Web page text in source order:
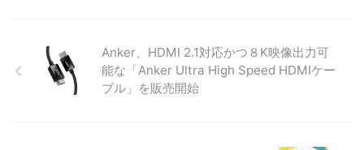
Anker、HDMI 2.1対応かつ８K映像出力可
能な「Anker Ultra High Speed HDMIケー
ブル」を販売開始